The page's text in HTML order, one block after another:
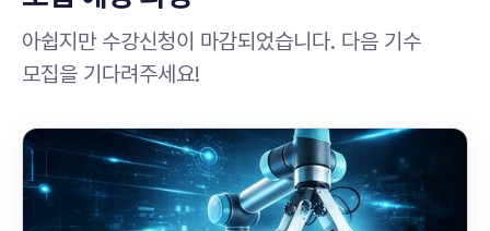
아쉽지만 수강신청이 마감되었습니다. 다음 기수
모집을 기다려주세요!